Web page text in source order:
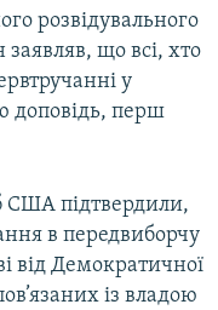
розвідувального
що всі, хто
у
доповідь, перш
США підтвердили,
в передвиборчу
від Демократичної
із владою